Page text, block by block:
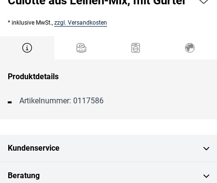
* inklusive MwSt., zzgl. Versandkosten
Produktdetails
Artikelnummer: 0117586
Kundenservice
Beratung